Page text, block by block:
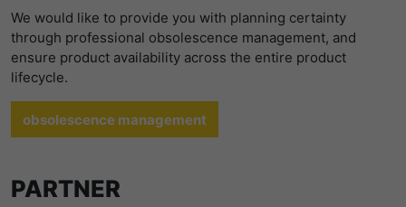
We would like to provide you with planning certainty
through professional obsolescence management, and
ensure product availability across the entire product
lifecycle.
obsolescence management
PARTNER